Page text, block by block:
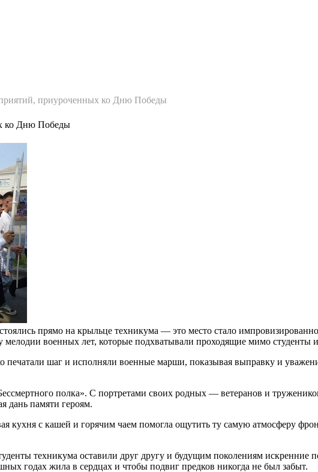
приуроченных ко Дню Победы
ко Дню Победы
прямо на крыльце техникума — это место стало
военных лет, которые подхватывали проходящие мимо студенты
печатали шаг и исполняли военные марши, показывая выправку и
полка». С портретами своих родных — ветеранов и
дань памяти героям.
кухня с кашей и горячим чаем помогла ощутить ту самую атмосферу
техникума оставили друг другу и будущим поколениям искренние
годах жила в сердцах и чтобы подвиг предков никогда не был забыт.